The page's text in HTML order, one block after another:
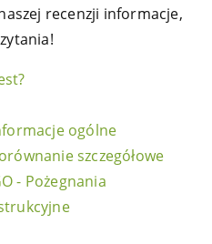
recenzji informacje,
ogólne
szczegółowe
- Pożegnania